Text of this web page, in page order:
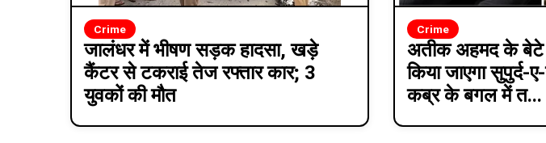
Crime
जालंधर में भीषण सड़क हादसा, खड़े
कैंटर से टकराई तेज रफ्तार कार; 3
युवकों की मौत
Crime
अतीक अहमद के
किया जाएगा सुपुर्द-
कब्र के बगल में त...